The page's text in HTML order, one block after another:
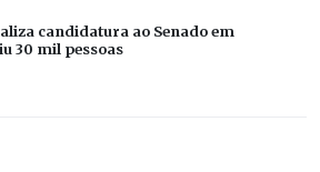
candidatura ao Senado em
30 mil pessoas